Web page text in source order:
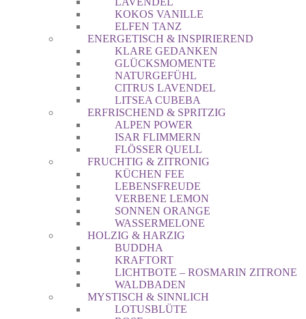
KOKOS VANILLE
ELFEN TANZ
ENERGETISCH & INSPIRIEREND
KLARE GEDANKEN
GLÜCKSMOMENTE
NATURGEFÜHL
CITRUS LAVENDEL
LITSEA CUBEBA
ERFRISCHEND & SPRITZIG
ALPEN POWER
ISAR FLIMMERN
FLÖSSER QUELL
FRUCHTIG & ZITRONIG
KÜCHEN FEE
LEBENSFREUDE
VERBENE LEMON
SONNEN ORANGE
WASSERMELONE
HOLZIG & HARZIG
BUDDHA
KRAFTORT
LICHTBOTE – ROSMARIN ZITRONE
WALDBADEN
MYSTISCH & SINNLICH
LOTUSBLÜTE